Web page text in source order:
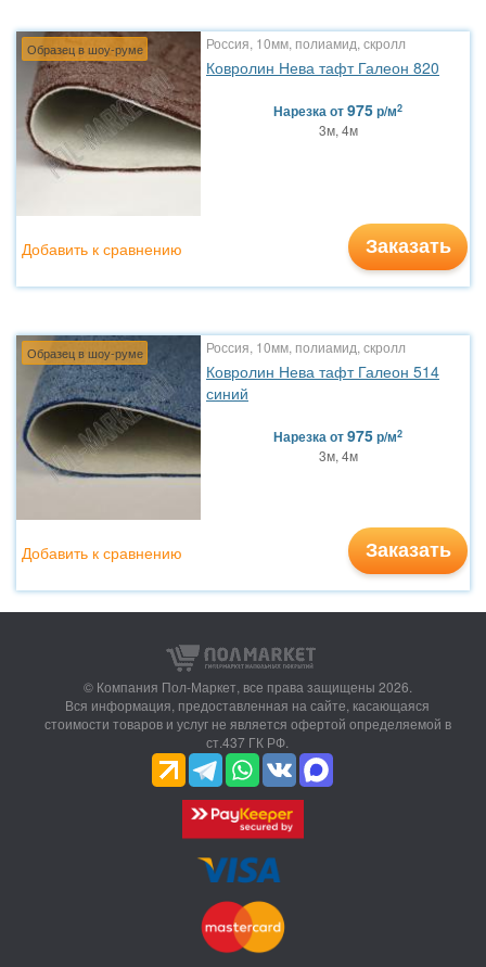
Образец в шоу-руме Россия, 10мм, полиамид, скролл
Ковролин Нева тафт Галеон 820
Нарезкаот975р/м2
3м, 4м
Заказать
Добавить к сравнению
Образец в шоу-руме Россия, 10мм, полиамид, скролл
Ковролин Нева тафт Галеон 514
синий
Нарезкаот975р/м2
3м, 4м
Заказать
Добавить к сравнению
© Компания Пол-Маркет, все права защищены 2026.
Вся информация, предоставленная на сайте, касающаяся
стоимости товаров и услуг не является офертой определяемой в
ст.437 ГК РФ.